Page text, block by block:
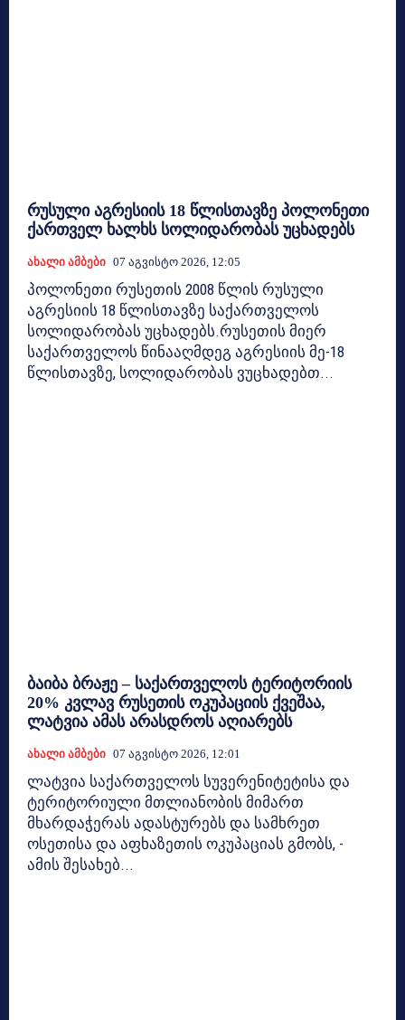
რუსული აგრესიის 18 წლისთავზე პოლონეთი
ქართველ ხალხს სოლიდარობას უცხადებს
Ახალი Ამბები 07 Აგვისტო 2026, 12:05
პოლონეთი რუსეთის 2008 წლის რუსული
აგრესიის 18 წლისთავზე საქართველოს
სოლიდარობას უცხადებს.რუსეთის მიერ
საქართველოს წინააღმდეგ აგრესიის მე-18
წლისთავზე, სოლიდარობას ვუცხადებთ...
ბაიბა ბრაჟე – საქართველოს ტერიტორიის
20% კვლავ რუსეთის ოკუპაციის ქვეშაა,
ლატვია ამას არასდროს აღიარებს
Ახალი Ამბები 07 Აგვისტო 2026, 12:01
ლატვია საქართველოს სუვერენიტეტისა და
ტერიტორიული მთლიანობის მიმართ
მხარდაჭერას ადასტურებს და სამხრეთ
ოსეთისა და აფხაზეთის ოკუპაციას გმობს, -
ამის შესახებ...